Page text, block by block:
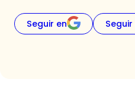
Seguir en Seguir